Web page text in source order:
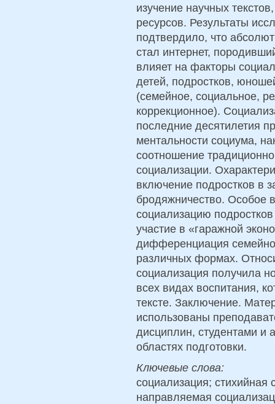
изучение научных
ресурсов. Результаты
подтвердило, что
стал интернет,
влияет на факторы
детей, подростков,
(семейное, социальное,
коррекционное).
последние десятилетия
ментальности социума,
соотношение
социализации.
включение подростков в
бродяжничество. Особое
социализацию
участие в «гаражной
дифференциация
различных формах.
социализация получила
всех видах воспитания,
тексте. Заключение.
использованы
дисциплин, студентами и
областях подготовки.
Ключевые слова:
социализация; стихийная
направляемая